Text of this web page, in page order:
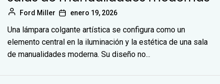
Ford Miller enero 19, 2026
Una lámpara colgante artística se configura como un
elemento central en la iluminación y la estética de una sala
de manualidades moderna. Su diseño no...